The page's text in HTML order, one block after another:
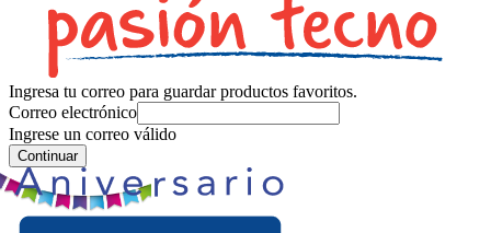
Ingresa tu correo para guardar productos favoritos.
Correo electrónico
Ingrese un correo válido
Continuar